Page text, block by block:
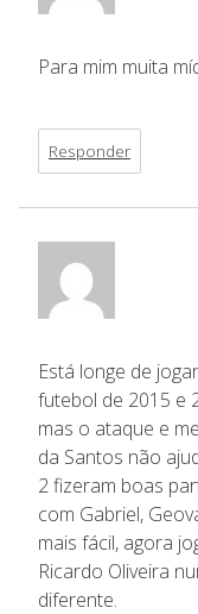
Para mim muita
Responder
Está longe de
futebol de 2015 e
mas o ataque e
da Santos não
2 fizeram boas
com Gabriel,
mais fácil, agora
Ricardo Oliveira
diferente.